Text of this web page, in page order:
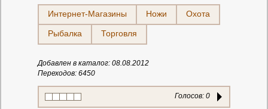
Интернет-Магазины
Ножи Охота
Рыбалка Торговля
Добавлен в каталог: 08.08.2012
Переходов: 6450
Голосов: 0